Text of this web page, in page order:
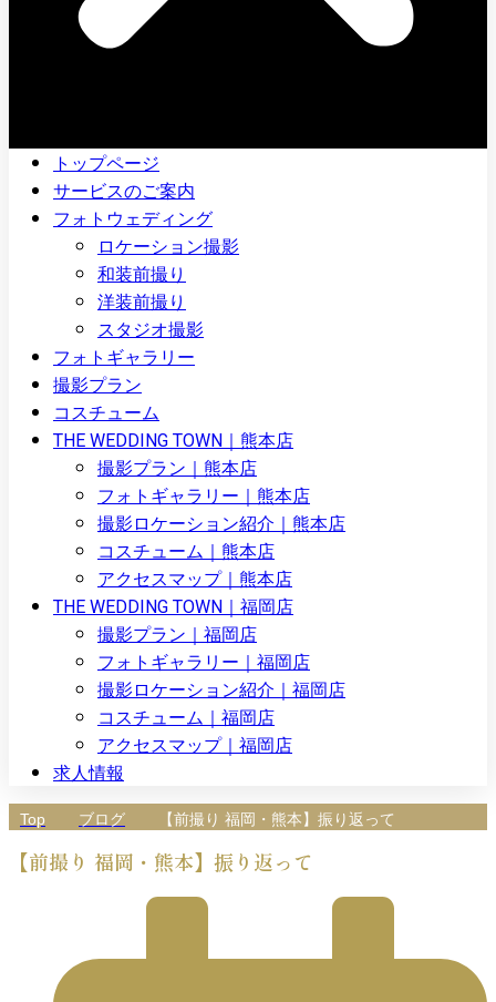
トップページ
サービスのご案内
フォトウェディング
ロケーション撮影
和装前撮り
洋装前撮り
スタジオ撮影
フォトギャラリー
撮影プラン
コスチューム
THE WEDDING TOWN｜熊本店
撮影プラン｜熊本店
フォトギャラリー｜熊本店
撮影ロケーション紹介｜熊本店
コスチューム｜熊本店
アクセスマップ｜熊本店
THE WEDDING TOWN｜福岡店
撮影プラン｜福岡店
フォトギャラリー｜福岡店
撮影ロケーション紹介｜福岡店
コスチューム｜福岡店
アクセスマップ｜福岡店
求人情報
Top ブログ 【前撮り 福岡・熊本】振り返って
【前撮り 福岡・熊本】振り返って